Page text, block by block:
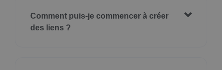
Comment puis-je commencer à créer
des liens ?